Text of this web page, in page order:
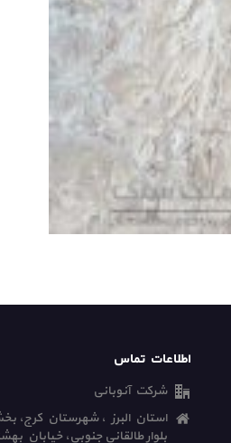
اطلاعات تماس
شرکت آنوبانی
استان البرز ، شهرستان کرج،